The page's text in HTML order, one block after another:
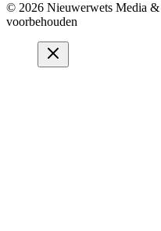
© 2026 Nieuwerwets Media
voorbehouden